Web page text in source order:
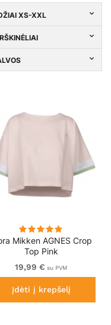
XS-XXL
Mikken AGNES Crop
Top Pink
19,99 € su PVM
Įdėti į krepšelį